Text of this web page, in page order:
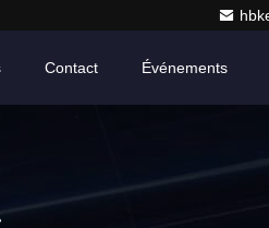
Contact Événements